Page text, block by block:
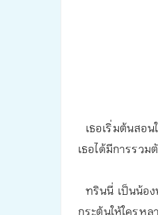
เธอเริ่มต้นสอ
เธอได้มีการรว
ทรินนี่ เป็นน้อ